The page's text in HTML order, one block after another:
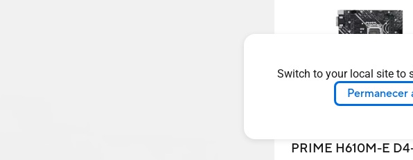
Switch to your local site to
Permanecer
PRIME H610M-E